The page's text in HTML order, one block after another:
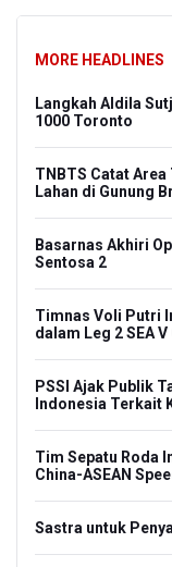
MORE HEADLINES
Langkah Aldila
1000 Toronto
TNBTS Catat
Lahan di Gunung
Basarnas Akhiri
Sentosa 2
Timnas Voli Putri
dalam Leg 2 SEA V
PSSI Ajak Publik
Indonesia Terkait
Tim Sepatu Roda
China-ASEAN
Sastra untuk